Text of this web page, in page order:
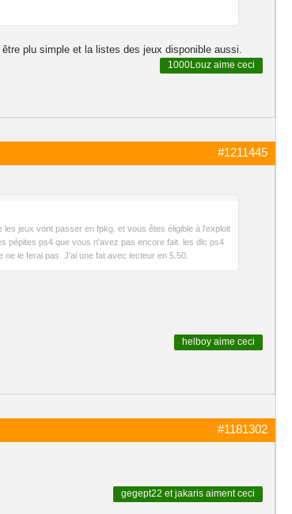
plu simple et la listes des jeux disponible aussi.
1000Louz aime ceci
#1211445
jeux vont passer en fpkg. et vous êtes éligible à l'exploit
pépites ps4 que vous n'avez pas encore fait. les dlc ps4
le ferai pas. J'ai une fat avec lecteur en 5.50.
helboy aime ceci
#1181302
gegept22 etjakaris aiment ceci